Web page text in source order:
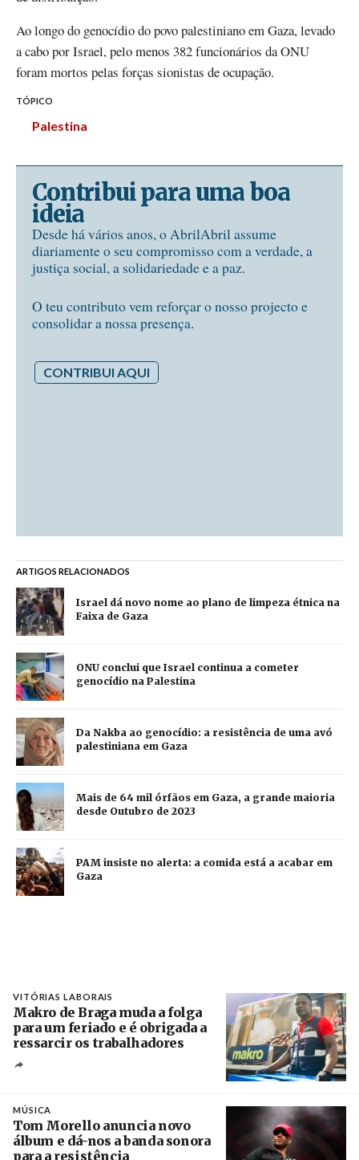
Ao longo do genocídio do povo palestiniano em Gaza, levado
a cabo por Israel, pelo menos 382 funcionários da ONU
foram mortos pelas forças sionistas de ocupação.
TÓPICO
Palestina
Contribui para uma boa
ideia
Desde há vários anos, o AbrilAbril assume
diariamente o seu compromisso com a verdade, a
justiça social, a solidariedade e a paz.
O teu contributo vem reforçar o nosso projecto e
consolidar a nossa presença.
CONTRIBUI AQUI
ARTIGOS RELACIONADOS
Israel dá novo nome ao plano de limpeza étnica na
Faixa de Gaza
ONU conclui que Israel continua a cometer
genocídio na Palestina
Da Nakba ao genocídio: a resistência de uma avó
palestiniana em Gaza
Mais de 64 mil órfãos em Gaza, a grande maioria
desde Outubro de 2023
PAM insiste no alerta: a comida está a acabar em
Gaza
VITÓRIAS LABORAIS
Makro de Braga muda a folga
para um feriado e é obrigada a
ressarcir os trabalhadores
MÚSICA
Tom Morello anuncia novo
álbum e dá-nos a banda sonora
para a resistência